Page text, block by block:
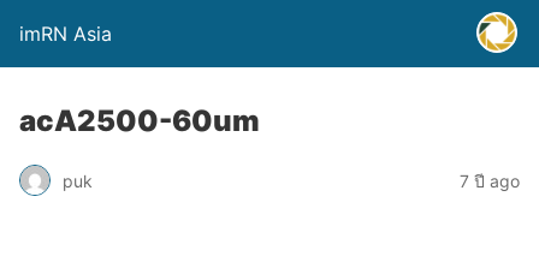
imRN Asia
acA2500-60um
puk 7 ปี ago